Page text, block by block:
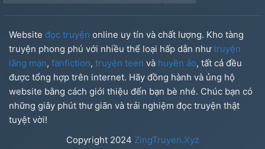
Website đọc truyện online uy tín và chất lượng. Kho tàng
truyện phong phú với nhiều thể loại hấp dẫn nhưtruyện
lãng mạn, fanfiction, truyện teen và huyền ảo, tất cả đều
được tổng hợp trên internet. Hãy đồng hành và ủng hộ
website bằng cách giới thiệu đến bạn bè nhé. Chúc bạn có
những giây phút thư giãn và trải nghiệm đọc truyện thật
tuyệt vời!
Copyright 2024 ZingTruyen.Xyz